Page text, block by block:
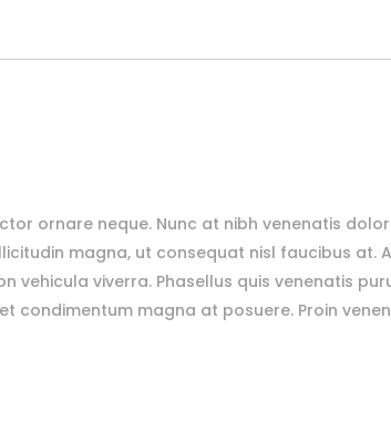
ornare neque. Nunc at nibh venenatis
magna, ut consequat nisl faucibus
vehicula viverra. Phasellus quis venenatis
condimentum magna at posuere. Proin